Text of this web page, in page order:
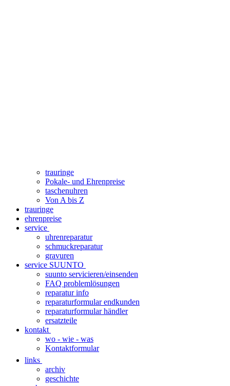
trauringe
Pokale- und Ehrenpreise
taschenuhren
Von A bis Z
trauringe
ehrenpreise
service
uhrenreparatur
schmuckreparatur
gravuren
service SUUNTO
suunto servicieren/einsenden
FAQ problemlösungen
reparatur info
reparaturformular endkunden
reparaturformular händler
ersatzteile
kontakt
wo - wie - was
Kontaktformular
links
archiv
geschichte